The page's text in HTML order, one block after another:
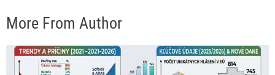
More From Author